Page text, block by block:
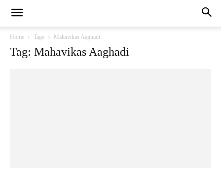
Home Tags Mahavikas Aaghadi
Tag: Mahavikas Aaghadi